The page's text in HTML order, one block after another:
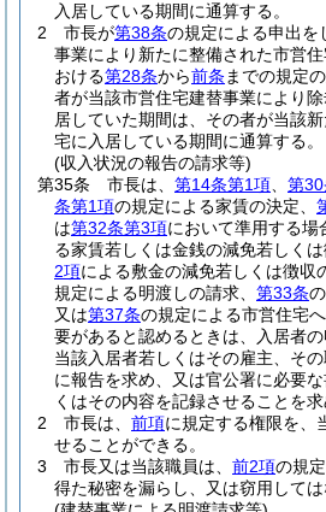
入居している期間に通算する。
2
市長が第38条の規定による申出を
事業により新たに整備された市営
おける第28条から前条 までの規定
者が当該市営住宅建替事業により
居していた期間は、その者が当該
宅に入居している期間に通算する。
(収入状況の報告の請求等)
第35条
市長は、 第14条第1項 第
条第1項の規定による家賃の決定、
は第32条第3項において準用する場
る家賃若しくは金銭の減免若しくは
2項による敷金の減免若しくは徴収
規定による明渡しの請求、 第33条
又は第37条の規定による市営住宅
要があると認めるときは、入居者の
当該入居者若しくはその雇主、そ
に報告を求め、又は官公署に必要
くはその内容を記録させることを求
2
市長は、 前項に規定する権限を、
せることができる。
3
市長又は当該職員は、 前2項の規
得た秘密を漏らし、又は窃用しては